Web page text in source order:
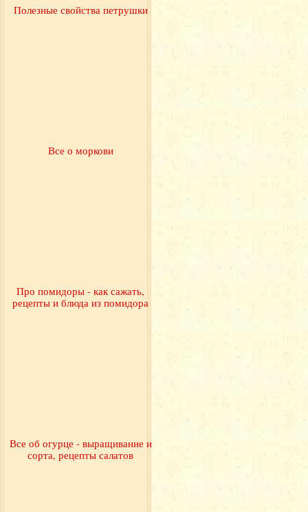
Полезные свойства петрушки
Все о моркови
Про помидоры - как сажать,
рецепты и блюда из помидора
Все об огурце - выращивание и
сорта, рецепты салатов